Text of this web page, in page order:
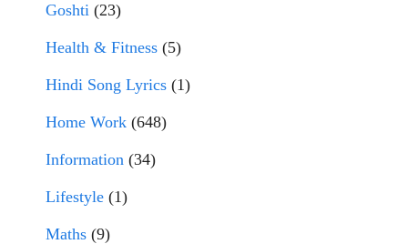
Goshti (23)
Health & Fitness (5)
Hindi Song Lyrics (1)
Home Work (648)
Information (34)
Lifestyle (1)
Maths (9)